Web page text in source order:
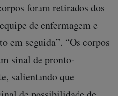
foram retirados dos
de enfermagem e
em seguida”. “Os corpos
sinal de pronto-
salientando que